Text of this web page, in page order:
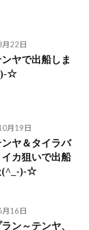
22日
ヤで出船しま
)-☆
月19日
ヤ＆タイラバ
イカ狙いで出船
(^_-)-☆
16日
ン～テンヤ、